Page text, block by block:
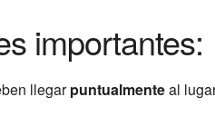
importantes:
llegarpuntualmenteal